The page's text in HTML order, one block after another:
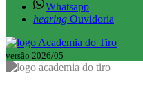
Whatsapp
hearing Ouvidoria
versão 2026/05